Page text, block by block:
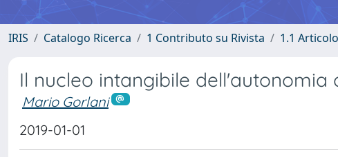
IRIS Catalogo Ricerca 1 Contributo su Rivista 1.1
Il nucleo intangibile dell'autonomia
Mario Gorlani
2019-01-01